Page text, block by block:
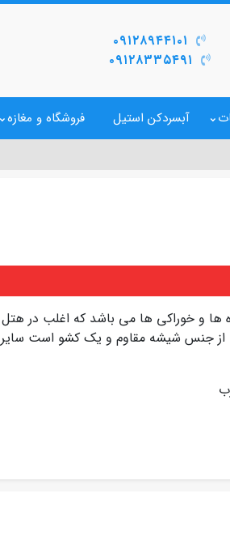
۰۹۱۲۸۹۴۴۱۰۱
۰۹۱۲۸۳۳۵۴۹۱
آبسردکن استیل فروشگاه و مغازه
ها و خوراکی ها می باشد که اغلب در هتل
از جنس شیشه مقاوم و یک کشو است سایر